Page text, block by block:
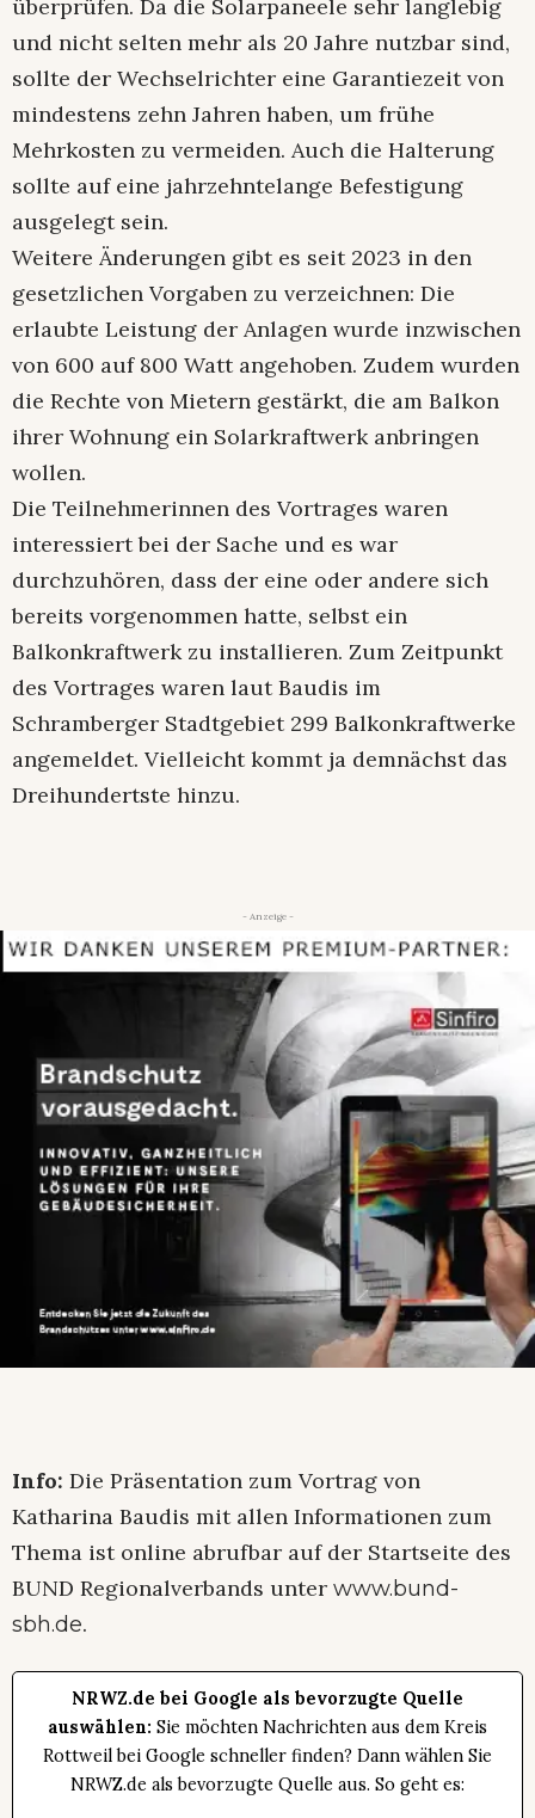
überprüfen. Da die Solarpaneele sehr langlebig
und nicht selten mehr als 20 Jahre nutzbar sind,
sollte der Wechselrichter eine Garantiezeit von
mindestens zehn Jahren haben, um frühe
Mehrkosten zu vermeiden. Auch die Halterung
sollte auf eine jahrzehntelange Befestigung
ausgelegt sein.
Weitere Änderungen gibt es seit 2023 in den
gesetzlichen Vorgaben zu verzeichnen: Die
erlaubte Leistung der Anlagen wurde inzwischen
von 600 auf 800 Watt angehoben. Zudem wurden
die Rechte von Mietern gestärkt, die am Balkon
ihrer Wohnung ein Solarkraftwerk anbringen
wollen.
Die Teilnehmerinnen des Vortrages waren
interessiert bei der Sache und es war
durchzuhören, dass der eine oder andere sich
bereits vorgenommen hatte, selbst ein
Balkonkraftwerk zu installieren. Zum Zeitpunkt
des Vortrages waren laut Baudis im
Schramberger Stadtgebiet 299 Balkonkraftwerke
angemeldet. Vielleicht kommt ja demnächst das
Dreihundertste hinzu.
- Anzeige -
Info: Die Präsentation zum Vortrag von
Katharina Baudis mit allen Informationen zum
Thema ist online abrufbar auf der Startseite des
BUND Regionalverbands unter www.bund-
sbh.de.
NRWZ.de bei Google als bevorzugte Quelle
auswählen: Sie möchten Nachrichten aus dem Kreis
Rottweil bei Google schneller finden? Dann wählen Sie
NRWZ.de als bevorzugte Quelle aus. So geht es: